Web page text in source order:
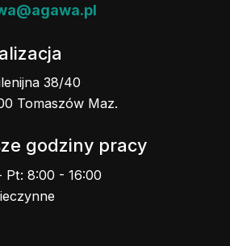
38/40
Tomaszów Maz.
godziny pracy
Pt: 8:00 - 16:00